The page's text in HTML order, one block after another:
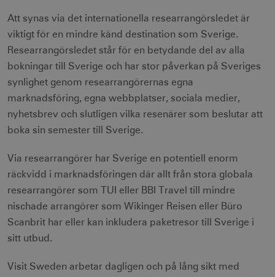
Att synas via det internationella researrangörsledet är
viktigt för en mindre känd destination som Sverige.
Researrangörsledet står för en betydande del av alla
bokningar till Sverige och har stor påverkan på Sveriges
synlighet genom researrangörernas egna
marknadsföring, egna webbplatser, sociala medier,
nyhetsbrev och slutligen vilka resenärer som beslutar att
boka sin semester till Sverige.
Via researrangörer har Sverige en potentiell enorm
räckvidd i marknadsföringen där allt från stora globala
researrangörer som TUI eller BBI Travel till mindre
nischade arrangörer som Wikinger Reisen eller Büro
Scanbrit har eller kan inkludera paketresor till Sverige i
sitt utbud.
Visit Sweden arbetar dagligen och på lång sikt med